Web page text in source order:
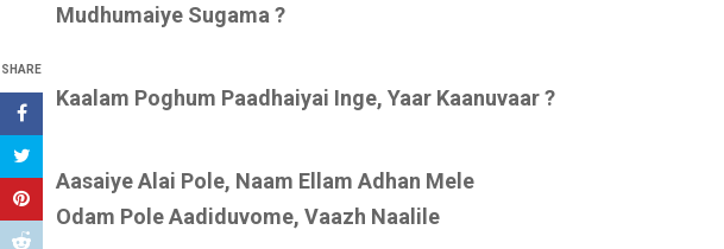
SHARE
Mudhumaiye Sugama ?
Kaalam Poghum Paadhaiyai Inge, Yaar Kaanuvaar ?
Aasaiye Alai Pole, Naam Ellam Adhan Mele
Odam Pole Aadiduvome, Vaazh Naalile